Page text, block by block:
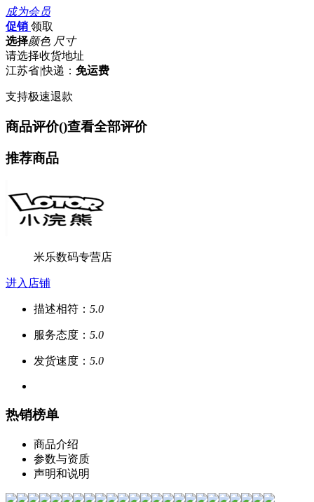
成为会员
促销 领取
选择颜色 尺寸
请选择收货地址
江苏省|快递： 免运费
支持极速退款
商品评价()查看全部评价
推荐商品
米乐数码专营店
进入店铺
描述相符： 5.0
服务态度： 5.0
发货速度： 5.0
热销榜单
商品介绍
参数与资质
声明和说明